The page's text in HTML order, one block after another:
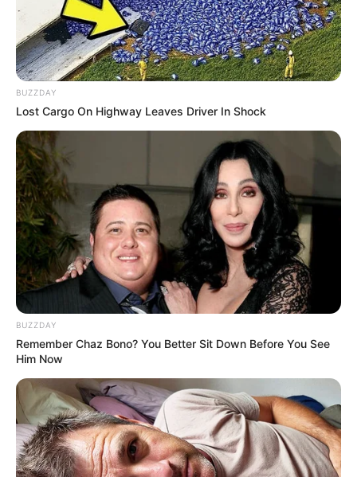
BUZZDAY
Lost Cargo On Highway Leaves Driver In Shock
BUZZDAY
Remember Chaz Bono? You Better Sit Down Before You See
Him Now